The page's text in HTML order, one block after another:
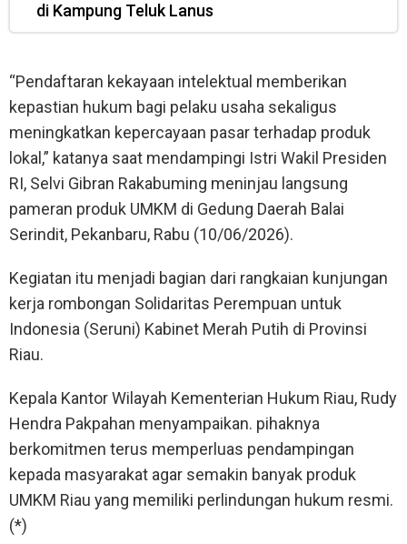
di Kampung Teluk Lanus
“Pendaftaran kekayaan intelektual memberikan
kepastian hukum bagi pelaku usaha sekaligus
meningkatkan kepercayaan pasar terhadap produk
lokal,” katanya saat mendampingi Istri Wakil Presiden
RI, Selvi Gibran Rakabuming meninjau langsung
pameran produk UMKM di Gedung Daerah Balai
Serindit, Pekanbaru, Rabu (10/06/2026).
Kegiatan itu menjadi bagian dari rangkaian kunjungan
kerja rombongan Solidaritas Perempuan untuk
Indonesia (Seruni) Kabinet Merah Putih di Provinsi
Riau.
Kepala Kantor Wilayah Kementerian Hukum Riau, Rudy
Hendra Pakpahan menyampaikan. pihaknya
berkomitmen terus memperluas pendampingan
kepada masyarakat agar semakin banyak produk
UMKM Riau yang memiliki perlindungan hukum resmi.
(*)